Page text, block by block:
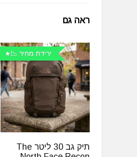
ראה גם
ירידת מחיר 📉
תיק גב 30 ליטר The